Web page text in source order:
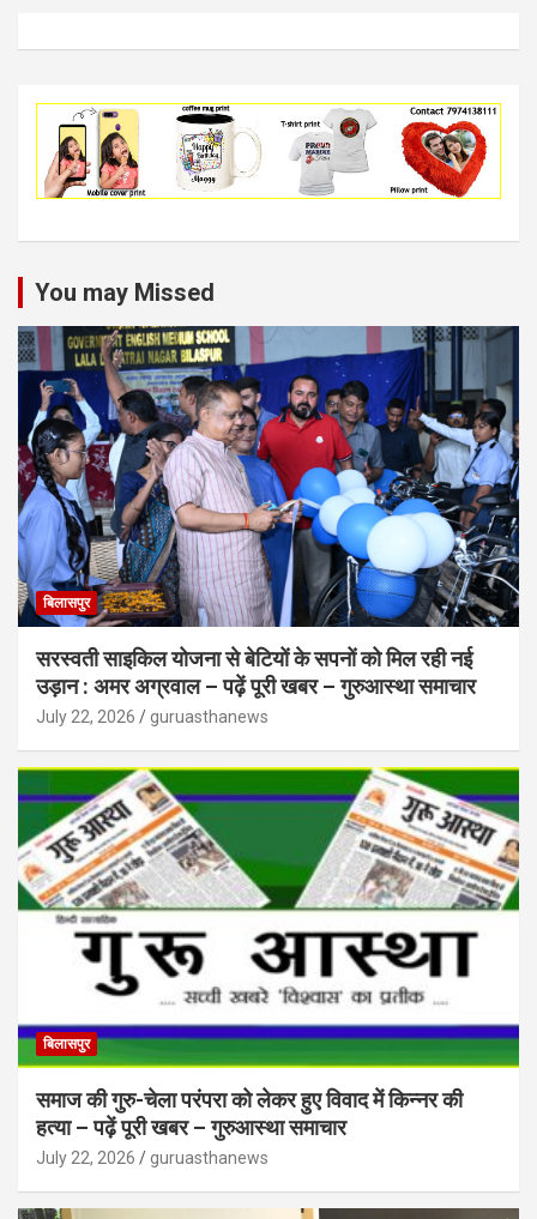
You may Missed
बिलासपुर
सरस्वती साइकिल योजना से बेटियों के सपनों को मिल रही नई
उड़ान : अमर अग्रवाल – पढ़ें पूरी खबर – गुरुआस्था समाचार
July 22, 2026 guruasthanews
बिलासपुर
समाज की गुरु-चेला परंपरा को लेकर हुए विवाद में किन्नर की
हत्या – पढ़ें पूरी खबर – गुरुआस्था समाचार
July 22, 2026 guruasthanews